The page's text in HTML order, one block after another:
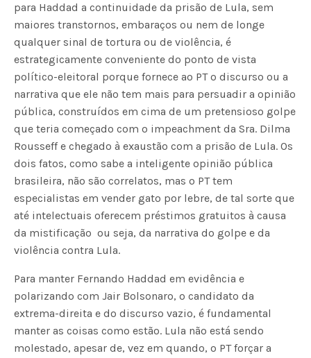
para Haddad a continuidade da prisão de Lula, sem
maiores transtornos, embaraços ou nem de longe
qualquer sinal de tortura ou de violência, é
estrategicamente conveniente do ponto de vista
político-eleitoral porque fornece ao PT o discurso ou a
narrativa que ele não tem mais para persuadir a opinião
pública, construídos em cima de um pretensioso golpe
que teria começado com o impeachment da Sra. Dilma
Rousseff e chegado à exaustão com a prisão de Lula. Os
dois fatos, como sabe a inteligente opinião pública
brasileira, não são correlatos, mas o PT tem
especialistas em vender gato por lebre, de tal sorte que
até intelectuais oferecem préstimos gratuitos à causa
da mistificação  ou seja, da narrativa do golpe e da
violência contra Lula.
Para manter Fernando Haddad em evidência e
polarizando com Jair Bolsonaro, o candidato da
extrema-direita e do discurso vazio, é fundamental
manter as coisas como estão. Lula não está sendo
molestado, apesar de, vez em quando, o PT forçar a